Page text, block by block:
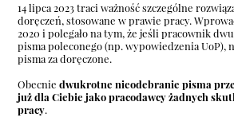
14 lipca 2023 traci ważność szczególne
doręczeń, stosowane w prawie pracy.
2020 i polegało na tym, że jeśli pracownik
pisma poleconego (np. wypowiedzenia UoP),
pisma za doręczone.
Obecniedwukrotne nieodebranie pisma
już dla Ciebie jako pracodawcy żadnych
pracy.